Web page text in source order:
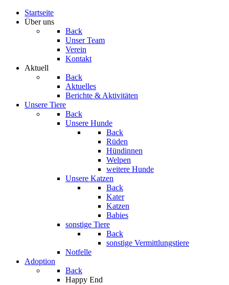
Startseite
Über uns
Back
Unser Team
Verein
Kontakt
Aktuell
Back
Aktuelles
Berichte & Aktivitäten
Unsere Tiere
Back
Unsere Hunde
Back
Rüden
Hündinnen
Welpen
weitere Hunde
Unsere Katzen
Back
Kater
Katzen
Babies
sonstige Tiere
Back
sonstige Vermittlungstiere
Notfelle
Adoption
Back
Happy End